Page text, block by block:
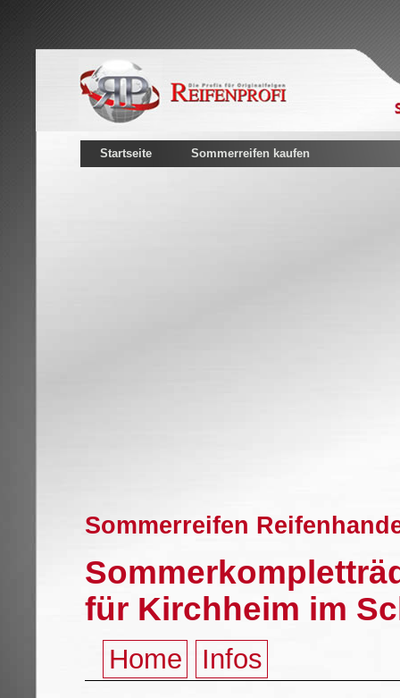
Startseite Sommerreifen kaufen
Sommerreifen
für Kirchheim im
Home Infos